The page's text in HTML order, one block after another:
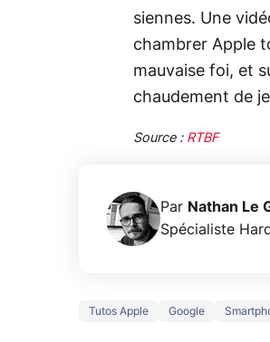
siennes. Une
chambrer Apple
mauvaise foi, et
chaudement de
Source : RTBF
Par Nathan Le
Spécialiste
Tutos Apple Google
3 écrans en 1
5